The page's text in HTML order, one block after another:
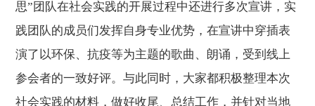
思”团队在社会实践的开展过程中还进行多次宣讲，实
践团队的成员们发挥自身专业优势，在宣讲中穿插表
演了以环保、抗疫等为主题的歌曲、朗诵，受到线上
参会者的一致好评。与此同时，大家都积极整理本次
社会实践的材料，做好收尾、总结工作，并针对当地